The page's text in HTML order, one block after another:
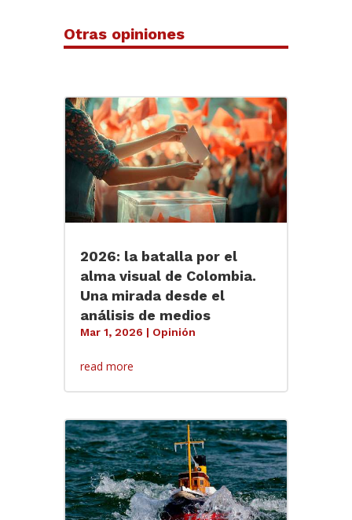
Otras opiniones
2026: la batalla por el
alma visual de Colombia.
Una mirada desde el
análisis de medios
Mar 1, 2026 | Opinión
read more